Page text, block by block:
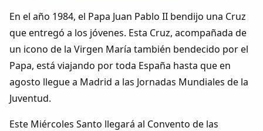
En el año 1984, el Papa Juan Pablo II bendijo una Cruz
que entregó a los jóvenes. Esta Cruz, acompañada de
un icono de la Virgen María también bendecido por el
Papa, está viajando por toda España hasta que en
agosto llegue a Madrid a las Jornadas Mundiales de la
Juventud.
Este Miércoles Santo llegará al Convento de las